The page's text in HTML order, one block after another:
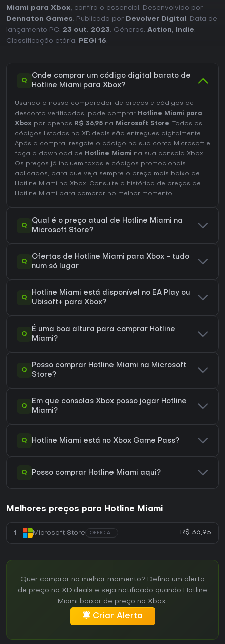
Miami para Xbox, confira o essencial. Desenvolvido por
Dennaton Games. Publicado por Devolver Digital . Data de
lançamento PC: 23 out. 2023. Géneros: Action, Indie.
Classificação etária:
PEGI 16.
Q
Onde comprar um código digital barato de
Hotline Miami para Xbox?
Usando o nosso comparador de preços e códigos de
desconto verificados, pode comprar Hotline Miami para
Xbox por apenas R$ 36,95 na Microsoft Store. Todos os
códigos listados no XD.deals são entregues digitalmente.
Após a compra, resgate o código na sua conta Microsoft e
faça o download de Hotline Miami
na sua consola Xbox.
Os preços já incluem taxas e códigos promocionais
aplicados, para que veja sempre o preço mais baixo de
Hotline Miami no Xbox. Consulte o histórico de preços de
Hotline Miami para comprar no melhor momento.
Q
Qual é o preço atual de Hotline Miami na
Microsoft Store?
Q
Ofertas de Hotline Miami para Xbox - tudo
num só lugar
Q
Hotline Miami está disponível no EA Play ou
Ubisoft+ para Xbox?
Q
É uma boa altura para comprar Hotline
Miami?
Q
Posso comprar Hotline Miami na Microsoft
Store?
Q
Em que consolas Xbox posso jogar Hotline
Miami?
Q Hotline Miami está no Xbox Game Pass?
Q Posso comprar Hotline Miami aqui?
Melhores preços para Hotline Miami
1 Microsoft Store OFFICIAL R$ 36,95
Quer comprar no melhor momento? Defina um alerta
de preço no XD.deals e seja notificado quando Hotline
Miami baixar de preço no Xbox.
Criar Alerta